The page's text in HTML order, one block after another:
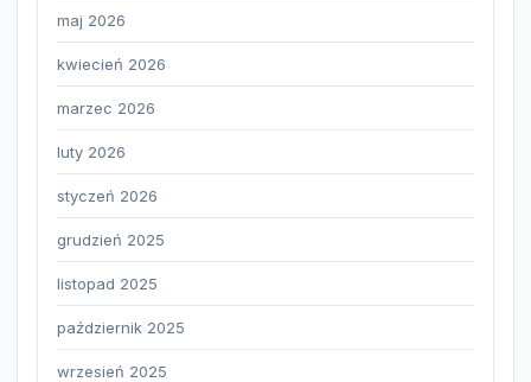
maj 2026
kwiecień 2026
marzec 2026
luty 2026
styczeń 2026
grudzień 2025
listopad 2025
październik 2025
wrzesień 2025